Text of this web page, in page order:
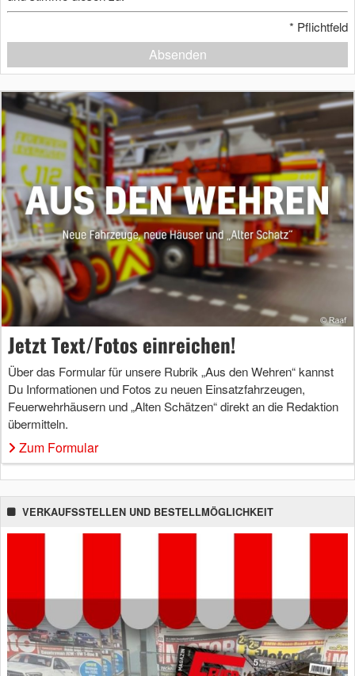
* Pflichtfeld
Absenden
Jetzt Text/Fotos einreichen!
Über das Formular für unsere Rubrik „Aus den Wehren“ kannst
Du Informationen und Fotos zu neuen Einsatzfahrzeugen,
Feuerwehrhäusern und „Alten Schätzen“ direkt an die Redaktion
übermitteln.
Zum Formular
VERKAUFSSTELLEN UND BESTELLMÖGLICHKEIT